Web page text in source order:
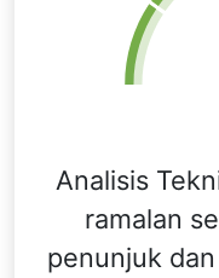
Analisis
ramalan
penunjuk